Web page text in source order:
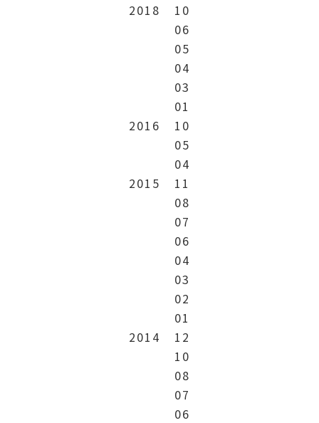
2018
10
06
05
04
03
01
2016
10
05
04
2015
11
08
07
06
04
03
02
01
2014
12
10
08
07
06